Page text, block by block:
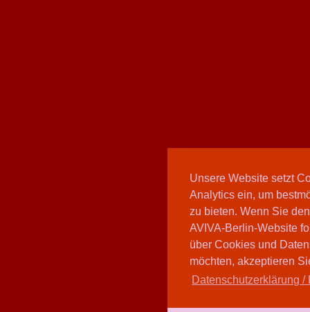
Unsere Website setzt
Analytics ein, um
zu bieten. Wenn Sie
AVIVA-Berlin-Website
über Cookies und
möchten, akzeptieren
Datenschutzerklärung /